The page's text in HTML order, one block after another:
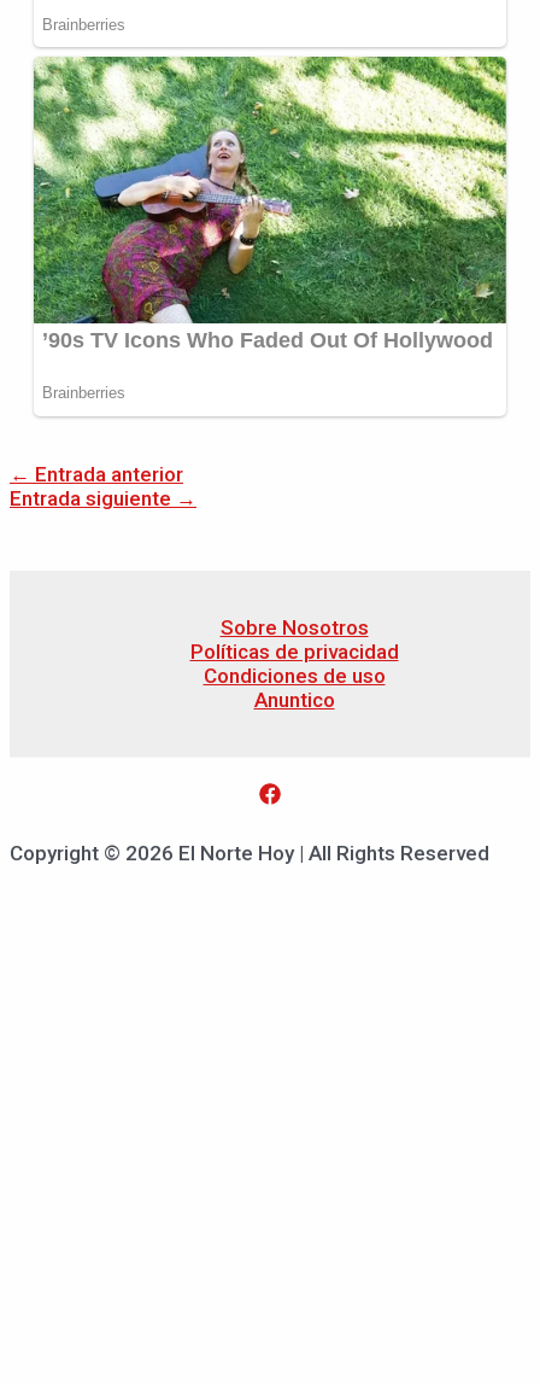
← Entrada anterior
Entrada siguiente →
Sobre Nosotros
Políticas de privacidad
Condiciones de uso
Anuntico
Copyright © 2026 El Norte Hoy | All Rights Reserved